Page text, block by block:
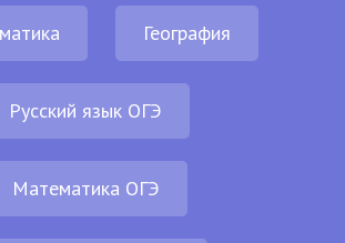
География
Русский язык ОГЭ
Математика ОГЭ